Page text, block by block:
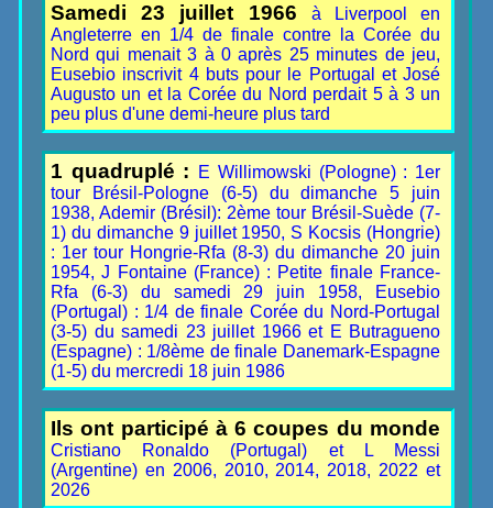
Samedi 23 juillet 1966
à Liverpool en
Angleterre en 1/4 de finale contre la Corée du
Nord qui menait 3 à 0 après 25 minutes de jeu,
Eusebio inscrivit 4 buts pour le Portugal et José
Augusto un et la Corée du Nord perdait 5 à 3 un
peu plus d'une demi-heure plus tard
1 quadruplé :
E Willimowski (Pologne) : 1er
tour Brésil-Pologne (6-5) du dimanche 5 juin
1938, Ademir (Brésil): 2ème tour Brésil-Suède (7-
1) du dimanche 9 juillet 1950, S Kocsis (Hongrie)
: 1er tour Hongrie-Rfa (8-3) du dimanche 20 juin
1954, J Fontaine (France) : Petite finale France-
Rfa (6-3) du samedi 29 juin 1958, Eusebio
(Portugal) : 1/4 de finale Corée du Nord-Portugal
(3-5) du samedi 23 juillet 1966 et E Butragueno
(Espagne) : 1/8ème de finale Danemark-Espagne
(1-5) du mercredi 18 juin 1986
Ils ont participé à 6 coupes du monde
Cristiano Ronaldo (Portugal) et L Messi
(Argentine) en 2006, 2010, 2014, 2018, 2022 et
2026